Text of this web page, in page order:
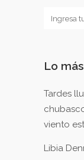
Lo
Tardes
viento
Libia